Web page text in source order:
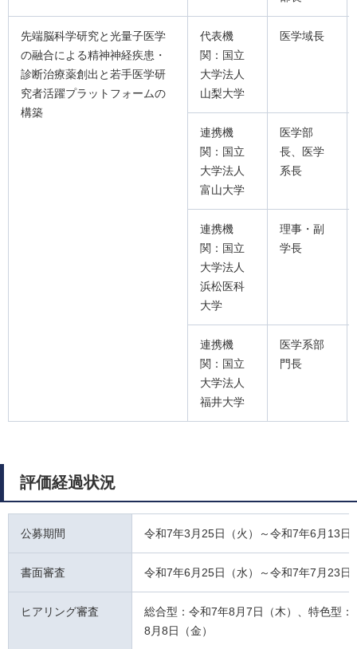
先端脳科学研究と光量子医学
の融合による精神神経疾患・
診断治療薬創出と若手医学研
究者活躍プラットフォームの
構築
代表機
関：国立
大学法人
山梨大学
医学域長
連携機
関：国立
大学法人
富山大学
医学部
長、医学
系長
連携機
関：国立
大学法人
浜松医科
大学
理事・副
学長
連携機
関：国立
大学法人
福井大学
医学系部
門長
評価経過状況
公募期間 令和7年3月25日（火）～令和7年6月13日
書面審査 令和7年6月25日（水）～令和7年7月23日
ヒアリング審査
総合型：令和7年8月7日（木）、特色型：
8月8日（金）